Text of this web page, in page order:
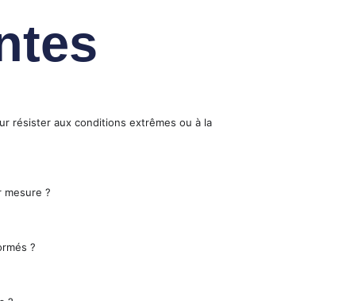
résister aux conditions extrêmes ou à la
mesure ?
?